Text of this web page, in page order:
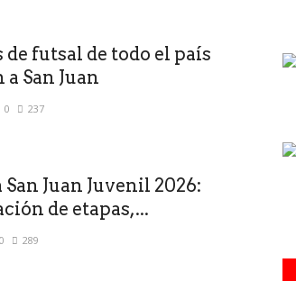
de futsal de todo el país
San Juan
0 237
Juan Juvenil 2026:
de etapas,...
0 289